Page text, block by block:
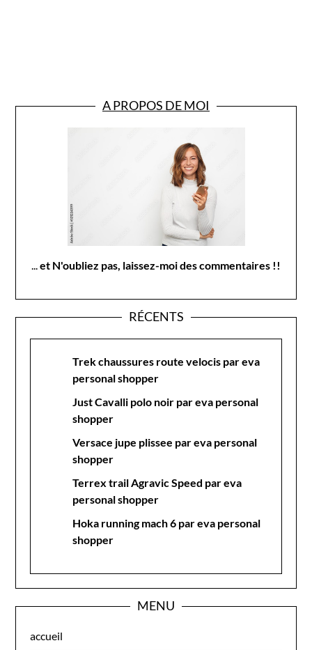
A PROPOS DE MOI
et N'oubliez pas, laissez-moi des commentaires !!
RÉCENTS
Trek chaussures route velocis par eva
personal shopper
Just Cavalli polo noir par eva personal
shopper
Versace jupe plissee par eva personal
shopper
Terrex trail Agravic Speed par eva
personal shopper
Hoka running mach 6 par eva personal
shopper
MENU
accueil